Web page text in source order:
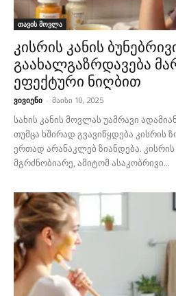
თავის მოვლა
კისრის კანის
გაახალგაზრდავება
ეფექტური ნიღბით
ვივიენი - მაისი 10, 2025
სახის კანის მოვლას უამრავი
თუმცა ხშირად გვავიწყდება კისრის
ერთად არანაკლებ ზიანდება.
მგრძნობიარე, ამიტომ ასაკობრივი...